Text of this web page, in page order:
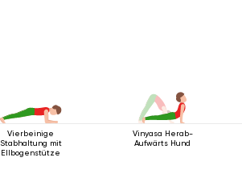
Vierbeinige
Stabhaltung mit
Ellbogenstütze
Vinyasa Herab-
Aufwärts Hund